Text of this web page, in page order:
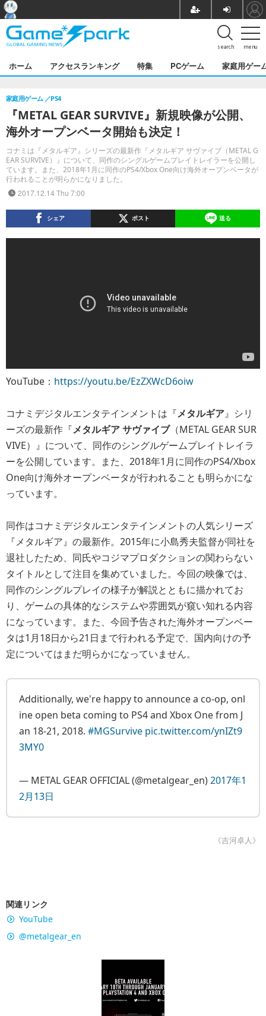
menu
search
ホーム アクセスランキング 特集 PCゲーム 家庭用ゲー
『METAL GEAR SURVIVE』新規映像が公開、
海外オープンベータ開始も決定！
コナミは『メタルギア』シリーズの最新作『メタルギア サヴァイブ（METAL G
EAR SURVIVE）』について、同作のシングルゲームプレイトレイラーを公開し
ています。また、2018年1月に同作のPS4/Xbox One向け海外オープンベータが
行われることが明らかになりました。
家庭用ゲーム PS4
2017.12.14 Thu 7:00
シェア ポスト 送る
YouTube： https://youtu.be/EzZXWcD6oiw
コナミデジタルエンタテインメントは『メタルギア』シリ
ーズの最新作『メタルギア サヴァイブ（METAL GEAR SUR
VIVE）』について、同作のシングルゲームプレイトレイラ
ーを公開しています。また、2018年1月に同作のPS4/Xbox
One向け海外オープンベータが行われることも明らかにな
っています。
同作はコナミデジタルエンタテインメントの人気シリーズ
『メタルギア』の最新作。2015年に小島秀夫監督が同社を
退社したため、同氏やコジマプロダクションの関わらない
タイトルとして注目を集めていました。今回の映像では、
同作のシングルプレイの様子が解説とともに描かれてお
り、ゲームの具体的なシステムや雰囲気が窺い知れる内容
になっています。また、今回予告された海外オープンベー
タは1月18日から21日まで行われる予定で、国内向けの予
定についてはまだ明らかになっていません。
Additionally, we're happy to announce a co-op, onl
ine open beta coming to PS4 and Xbox One from J
an 18-21, 2018. #MGSurvive pic.twitter.com/ynIZt9
3MY0
— METAL GEAR OFFICIAL (@metalgear_en)2017年1
2月13日
《吉河卓人》
関連リンク
YouTube
@metalgear_en